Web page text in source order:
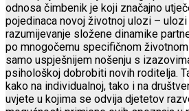
odnosa čimbenik je koji značajno
pojedinaca novoj životnoj ulozi –
razumijevanje složene dinamike
po mnogočemu specifičnom
samo uspješnijem nošenju s
psihološkoj dobrobiti novih roditelja.
kako na individualnoj, tako i na
uvjete u kojima se odvija djetetov